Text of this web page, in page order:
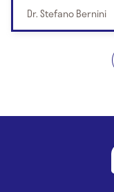
Dr. Stefano Bernini